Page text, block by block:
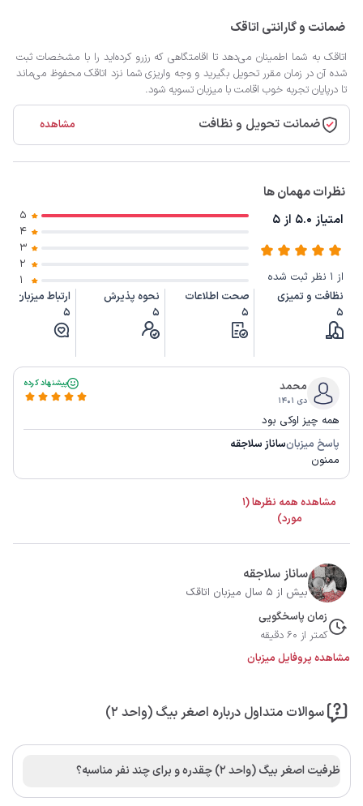
ضمانت و گارانتی اتاقک
اتاقک به شما اطمینان می‌دهد تا اقامتگاهی که رزرو کرده‌اید را با مشخصات ثبت
شده آن در زمان مقرر تحویل بگیرید و وجه واریزی شما نزد اتاقک محفوظ می‌ماند
تا درپایان تجربه خوب اقامت با میزبان تسویه شود.
ضمانت تحویل و نظافت مشاهده
نظرات مهمان ها
امتیاز 5.0 از 5
از 1 نظر ثبت شده
5
4
3
2
1
نظافت و تمیزی
5
صحت اطلاعات
5
نحوه پذیرش
5
ارتباط میزبان
5
محمد
دی ۱۴۰۱
پیشنهاد کرده
همه چیز اوکی بود
پاسخ میزبانساناز سلاجقه
ممنون
مشاهده همه نظرها (1
مورد)
ساناز سلاجقه
بیش از 5 سال میزبان اتاقک
زمان پاسخگویی
کمتر از 60 دقیقه
مشاهده پروفایل میزبان
سوالات متداول درباره اصغر بیگ (واحد 2)
ظرفیت اصغر بیگ (واحد 2) چقدره و برای چند نفر مناسبه؟